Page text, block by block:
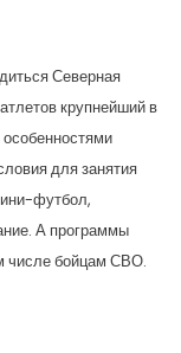
Северная
крупнейший в
для занятия
футбол,
А программы
числе бойцам СВО.